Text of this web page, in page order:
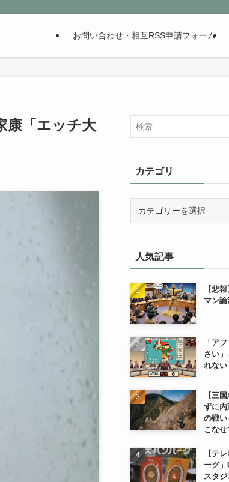
世界を探求しよう。歴史が苦手な人も魅了するまとめサイトです。
お問い合わせ・相互RSS申請フォーム
康「エッチ大
カテゴリ
人気記事
【悲
マン
「ア
さい
れない
【三
ずに内
の戦い
こなせ
【テ
ーグ
スタ